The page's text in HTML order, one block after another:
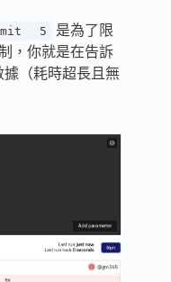
5
是為了限
，你就是在告訴
（耗時超長且無